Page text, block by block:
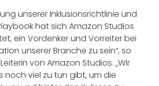
unserer Inklusionsrichtlinie und
hat sich Amazon Studios
ein Vordenker und Vorreiter bei
unserer Branche zu sein“, so
von Amazon Studios. „Wir
noch viel zu tun gibt, um die